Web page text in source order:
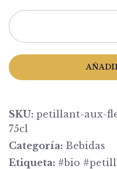
SKU: petillant-aux-
75cl
Categoría: Bebidas
Etiqueta: #bio